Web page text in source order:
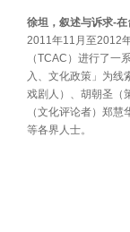
徐坦，叙述与诉求-
2011年11月至2012
（TCAC）进行了一
入、文化政策」为线
戏剧人）、胡朝圣（
（文化评论者）郑
等各界人士。